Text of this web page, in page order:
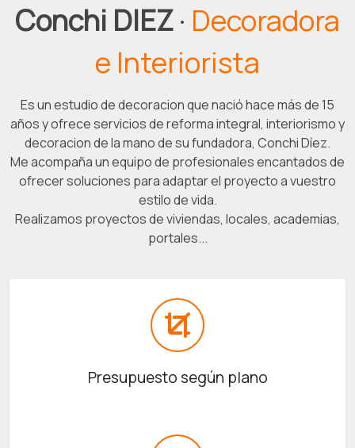
Conchi DIEZ· Decoradora
e Interiorista
Es un estudio de decoracion que nació hace más de 15
años y ofrece servicios de reforma integral, interiorismo y
decoracion de la mano de su fundadora, Conchi Díez.
Me acompaña un equipo de profesionales encantados de
ofrecer soluciones para adaptar el proyecto a vuestro
estilo de vida.
Realizamos proyectos de viviendas, locales, academias,
portales...
Presupuesto según plano